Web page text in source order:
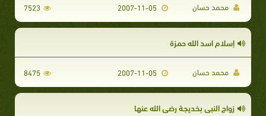
محمد حسان 7523
إسلام اسد الله حمزة
محمد حسان 8475
زواج النبي بخديجة رضي الله عنها